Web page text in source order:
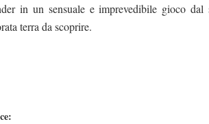
in un sensuale e imprevedibile gioco
terra da scoprire.